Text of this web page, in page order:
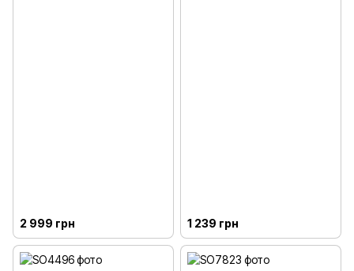
2 999 грн 1 239 грн